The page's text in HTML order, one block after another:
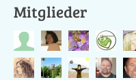
Mitglieder